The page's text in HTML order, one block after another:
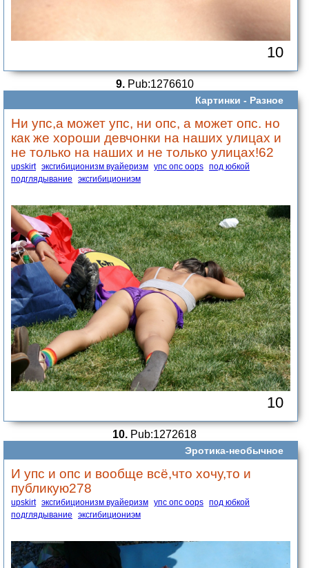
10
9.Pub:1276610
Картинки - Разное
Ни упс,а может упс, ни опс, а может опс. но
как же хороши девчонки на наших улицах и
не только на наших и не только улицах!62
upskirt эксгибиционизм вуайеризм упс опс oops под юбкой
подглядывание
эксгибициониэм
10
10. Pub:1272618
Эротика-необычное
И упс и опс и вообще всё,что хочу,то и
публикую278
upskirt эксгибиционизм вуайеризм упс опс oops под юбкой
подглядывание
эксгибициониэм